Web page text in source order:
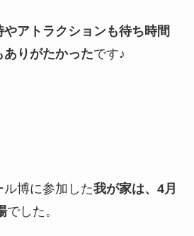
アトラクションも待ち時間
りがたかったです♪
博に参加した我が家は、4月
でした。